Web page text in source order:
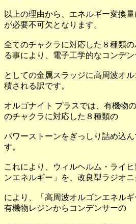
以上の理由から、エネルギー変換
が必要不可欠となります。
全てのチャクラに対応した８種類
る事により、電子工学的なコンデン
としての金属スラッジに高周波オ
積される訳です。
オルゴナイト プラスでは、有機物
のチャクラに対応した８種類の
パワーストーンをぎっしり詰め込
す。
これにより、ウィルヘルム・ライ
ンエネルギー」を、改良型ラジオニ
により、「高周波オルゴンエネルギ
有機物レジンからコンデンサーの